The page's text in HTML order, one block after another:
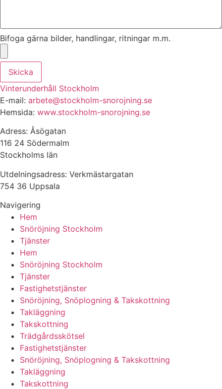
Bifoga gärna bilder, handlingar, ritningar m.m.
Skicka
Vinterunderhåll Stockholm
E-mail: arbete@stockholm-snorojning.se
Hemsida: www.stockholm-snorojning.se
Adress: Åsögatan
116 24 Södermalm
Stockholms län
Utdelningsadress: Verkmästargatan
754 36 Uppsala
Navigering
Hem
Snöröjning Stockholm
Tjänster
Hem
Snöröjning Stockholm
Tjänster
Fastighetstjänster
Snöröjning, Snöplogning & Takskottning
Takläggning
Takskottning
Trädgårdsskötsel
Fastighetstjänster
Snöröjning, Snöplogning & Takskottning
Takläggning
Takskottning